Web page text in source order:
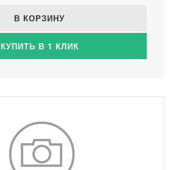
В КОРЗИНУ
КУПИТЬ В 1 КЛИК